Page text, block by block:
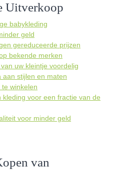
Uitverkoop
babykleding
geld
gereduceerde prijzen
bekende merken
uw kleintje voordelig
aan stijlen en maten
winkelen
voor een fractie van de
voor minder geld
van